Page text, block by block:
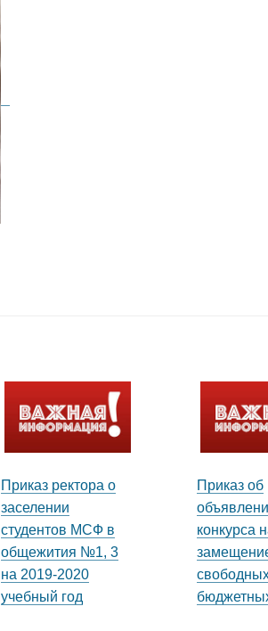
Приказ ректора о
заселении
студентов МСФ в
общежития №1, 3
на 2019-2020
учебный год
Приказ об
конкурса